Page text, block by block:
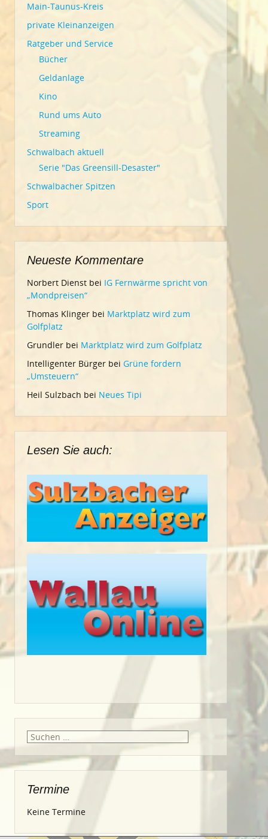
Main-Taunus-Kreis
private Kleinanzeigen
Ratgeber und Service
Bücher
Geldanlage
Kino
Rund ums Auto
Streaming
Schwalbach aktuell
Serie "Das Greensill-Desaster"
Schwalbacher Spitzen
Sport
Neueste Kommentare
Norbert Dienst bei IG Fernwärme spricht von
„Mondpreisen“
Thomas Klinger bei Marktplatz wird zum
Golfplatz
Grundler bei Marktplatz wird zum Golfplatz
Intelligenter Bürger bei Grüne fordern
„Umsteuern“
Heil Sulzbach bei Neues Tipi
Lesen Sie auch:
Suche
Termine
Keine Termine